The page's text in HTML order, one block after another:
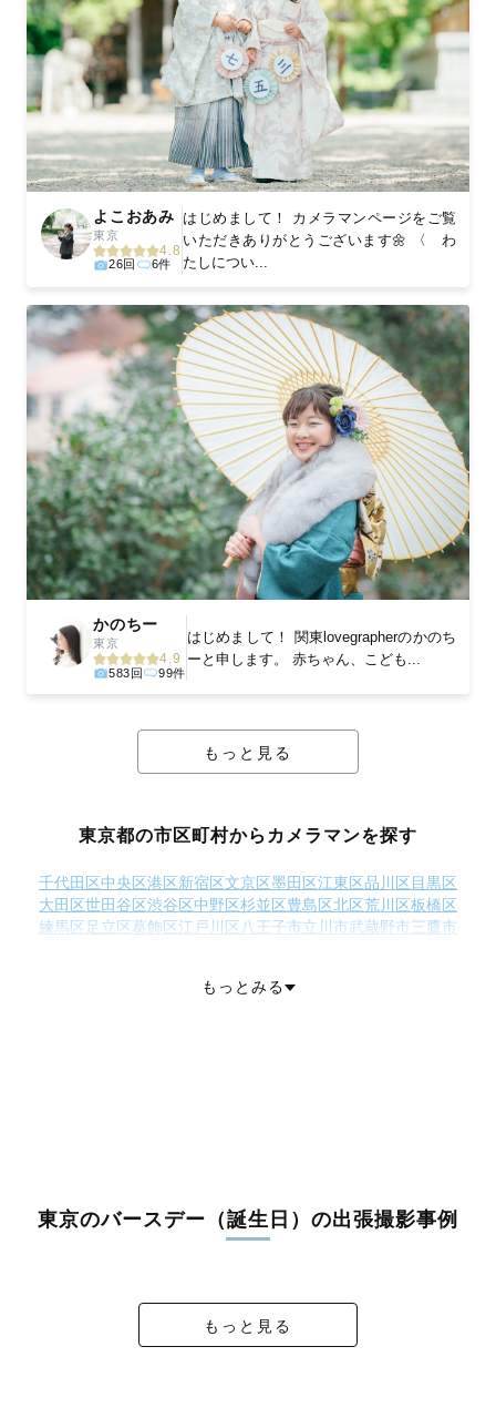
よこおあみ
東京
4.8
26回 6件
はじめまして！ カメラマンページをご覧
いただきありがとうございます🌼 〈 わ
たしについ...
かのちー
東京
4.9
583回 99件
はじめまして！ 関東lovegrapherのかのち
ーと申します。 赤ちゃん、こども...
もっと見る
東京都の市区町村からカメラマンを探す
千代田区中央区港区新宿区文京区墨田区江東区品川区目黒区
大田区世田谷区渋谷区中野区杉並区豊島区北区荒川区板橋区
練馬区足立区葛飾区江戸川区八王子市立川市武蔵野市三鷹市
多摩市 稲城市羽村市
もっとみる
東京のバースデー（誕生日）の出張撮影事例
もっと見る